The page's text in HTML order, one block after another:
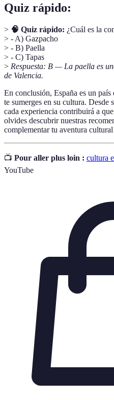
Quiz rápido:
> 🧠 Quiz rápido: ¿Cuál es la
> - A) Gazpacho
> - B) Paella
> - C) Tapas
> Respuesta: B — La paella es
de Valencia.
En conclusión, España es un
te sumerges en su cultura. Desde
cada experiencia contribuirá a
olvides descubrir nuestras
complementar tu aventura
📺 Pour aller plus loin : cultura
YouTube